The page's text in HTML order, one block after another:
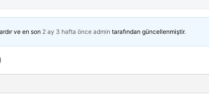
ve en son 2 ay 3 hafta önce admin tarafından güncellenmiştir.